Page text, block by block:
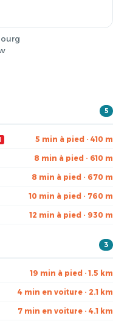
5
5 min à pied · 410 m
8 min à pied · 610 m
8 min à pied · 670 m
10 min à pied · 760 m
12 min à pied · 930 m
3
19 min à pied · 1.5 km
4 min en voiture · 2.1 km
7 min en voiture · 4.1 km